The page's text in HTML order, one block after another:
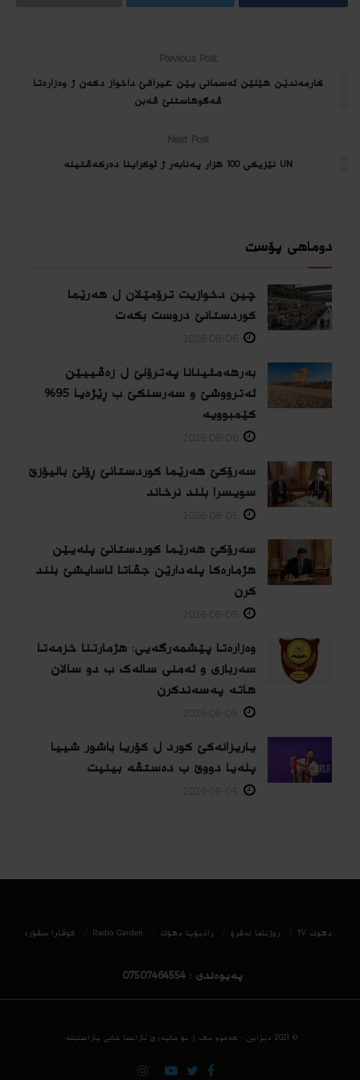
Previous Post
كارمه‌ندێن هێلێن ئه‌سمانى یێن عیراقێ داخواز دكه‌ن ژ وه‌زاره‌تا
ڤه‌گوهاستنێ ڤه‌بن
Next Post
UN نێزیكی 100 هزار په‌نابه‌ر ژ ئوكراینا ده‌ركه‌ڤتینه‌
دوماهی پۆست
چین دخوازیت ترۆمێلان ل هەرێما
كوردستانێ دروست بكەت
بەرهەمئینانا په‌ترۆلێ ل زه‌ڤییێن
ئەترووشێ و سەرسنكێ ب ڕێژەیا 95%
كێمبوویە
سەرۆکێ هەرێما کوردستانێ ڕۆلێ بالیۆزێ
سویسرا بلند نرخاند
سەرۆکێ هەرێما کوردستانێ پلەیێن
هژمارەكا پلەدارێن جڤاتا ئاسایشێ بلند
كرن
وەزارەتا پێشمەرگەیی: هژمارتنا خزمەتا
سەربازی و ئەمنی سالەک ب دو سالان
هاتە پەسەندكرن
یاریزانەكێ کورد ل کۆریا باشور شییا
پلەیا دووێ ب دەستڤە بینیت
دھوك TV روژناما ئەڤرۆ رادیۆیا دهۆك Radio Garden كوڤارا سڤۆره‌
پەیوەندی : 07507464554
© 2021 دیزاین - هه‌موو ماف ژ بۆ مالپه‌رێ ئاژانسا خانی پاراستینه‌.